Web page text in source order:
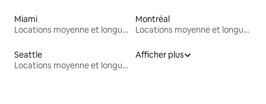
Miami
Locations moyenne et longue durée
Montréal
Locations moyenne et longue durée
Seattle
Locations moyenne et longue durée
Afficher plus